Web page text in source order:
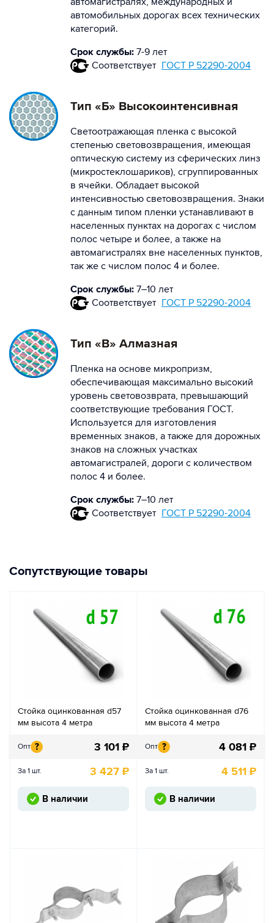
автомобильных дорогах всех технических
категорий.
Срок службы: 7-9 лет
Соответствует ГОСТ Р 52290-2004
Тип «Б» Высокоинтенсивная
Светоотражающая пленка с высокой
степенью световозвращения, имеющая
оптическую систему из сферических линз
(микростеклошариков), сгруппированных
в ячейки. Обладает высокой
интенсивностью световозвращения. Знаки
с данным типом пленки устанавливают в
населенных пунктах на дорогах с числом
полос четыре и более, а также на
автомагистралях вне населенных пунктов,
так же с числом полос 4 и более.
Срок службы: 7–10 лет
Соответствует ГОСТ Р 52290-2004
Тип «В» Алмазная
Пленка на основе микропризм,
обеспечивающая максимально высокий
уровень световозврата, превышающий
соответствующие требования ГОСТ.
Используется для изготовления
временных знаков, а также для дорожных
знаков на сложных участках
автомагистралей, дороги с количеством
полос 4 и более.
Срок службы: 7–10 лет
Соответствует ГОСТ Р 52290-2004
Сопутствующие товары
Стойка оцинкованная d57
мм высота 4 метра
Опт ? 3 101 ₽
За 1 шт. 3 427 ₽
В наличии
Стойка оцинкованная d76
мм высота 4 метра
Опт ? 4 081 ₽
За 1 шт. 4 511 ₽
В наличии